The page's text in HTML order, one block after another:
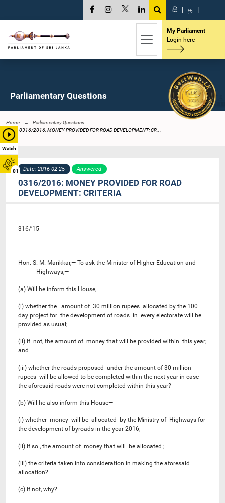
Watch
01
සි | த |
My Parliament
Login here
Parliamentary Questions
Home
Parliamentary Questions
0316/2016: MONEY PROVIDED FOR ROAD DEVELOPMENT: CR...
Date: 2016-02-25 Answered
0316/2016: MONEY PROVIDED FOR ROAD
DEVELOPMENT: CRITERIA
316/’15
Hon. S. M. Marikkar,— To ask the Minister of Higher Education and
Highways,—
(a) Will he inform this House,—
(i) whether the amount of 30 million rupees allocated by the 100
day project for the development of roads in every electorate will be
provided as usual;
(ii) If not, the amount of money that will be provided within this year;
and
(iii) whether the roads proposed under the amount of 30 million
rupees will be allowed to be completed within the next year in case
the aforesaid roads were not completed within this year?
(b) Will he also inform this House—
(i) whether money will be allocated by the Ministry of Highways for
the development of byroads in the year 2016;
(ii) If so , the amount of money that will be allocated ;
(iii) the criteria taken into consideration in making the aforesaid
allocation?
(c) If not, why?